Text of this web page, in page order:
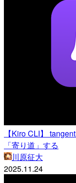
【Kiro CLI】
「寄り道」する
川原征大
2025.11.24